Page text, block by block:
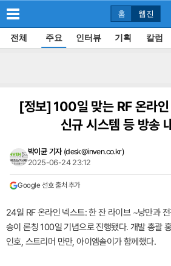
홈 웹진
전체 주요 인터뷰 기획 칼럼
[정보]100일 맞는 RF 온라
신규 시스템 등 방송
박이균 기자 (desk@inven.co.kr)
2025-06-24 23:12
Google 선호 출처 추가
24일 RF 온라인 넥스트: 한 잔 라이브 ~낭만과
송이 론칭 100일 기념으로 진행됐다. 개발 총괄
인호, 스트리머 만만, 아이엠솔이가 함께했다.